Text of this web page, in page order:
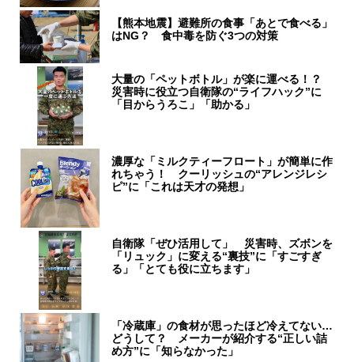
【熊本地震】避難所の食事「あとで食べる」
はNG？ 食中毒を防ぐ3つの対策
大量の「ペットボトル」が楽に運べる！？
災害時に役立つ自衛隊の“ライフハック”に
「目からうろこ」「助かる」
濃厚な「ミルクティーフロート」が簡単に作
れちゃう！ クーリッシュの“アレンジレシ
ピ”に「これは天才の発想」
自衛隊「ぜひ活用して」 災害時、ズボンを
「リュック」に変える“裏技”に「すごすぎ
る」「とても役に立ちます」
「冷蔵庫」の食材が思ったほど冷えてない…
どうして？ メーカーが紹介する“正しい詰
め方”に「知らなかった」